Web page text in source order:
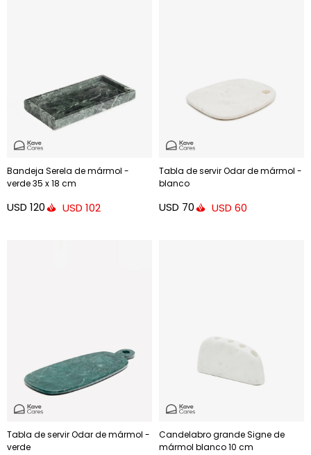
Bandeja Serela de mármol -
verde 35 x 18 cm
USD 120 USD 102
Tabla de servir Odar de mármol -
blanco
USD 70 USD 60
Tabla de servir Odar de mármol -
verde
Candelabro grande Signe de
mármol blanco 10 cm